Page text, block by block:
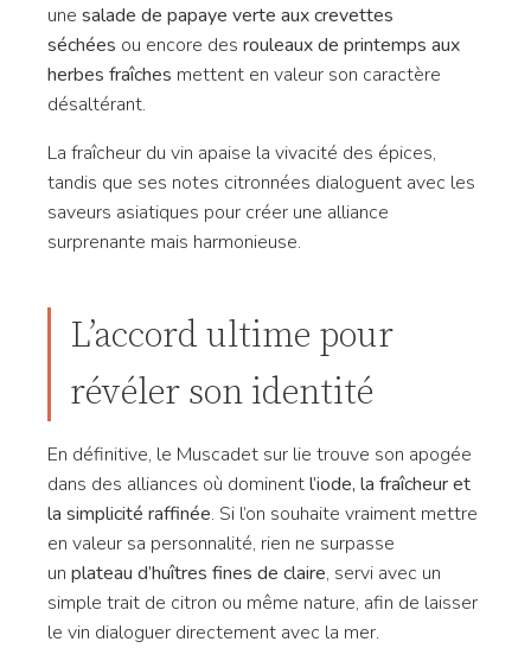
une salade de papaye verte aux crevettes
séchées ou encore des rouleaux de printemps aux
herbes fraîches mettent en valeur son caractère
désaltérant.
La fraîcheur du vin apaise la vivacité des épices,
tandis que ses notes citronnées dialoguent avec les
saveurs asiatiques pour créer une alliance
surprenante mais harmonieuse.
L’accord ultime pour
révéler son identité
En définitive, le Muscadet sur lie trouve son apogée
dans des alliances où dominentl’iode, la fraîcheur et
la simplicité raffinée. Si l’on souhaite vraiment mettre
en valeur sa personnalité, rien ne surpasse
un plateau d’huîtres fines de claire, servi avec un
simple trait de citron ou même nature, afin de laisser
le vin dialoguer directement avec la mer.